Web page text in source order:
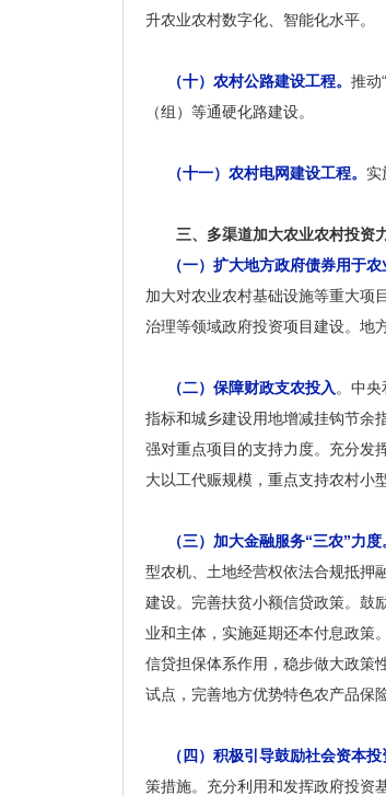
升农业农村数字化、智能化水平。
（十）农村公路建设工程。 推动
（组）等通硬化路建设。
（十一）农村电网建设工程。 实
三、多渠道加大农业农村投资
（一）扩大地方政府债券用于农
加大对农业农村基础设施等重大项
治理等领域政府投资项目建设。地
（二）保障财政支农投入 。中
指标和城乡建设用地增减挂钩节余
强对重点项目的支持力度。充分发
大以工代赈规模，重点支持农村小
（三）加大金融服务“三农”力度
型农机、土地经营权依法合规抵押
建设。完善扶贫小额信贷政策。鼓
业和主体，实施延期还本付息政策
信贷担保体系作用，稳步做大政策
试点，完善地方优势特色农产品保
（四）积极引导鼓励社会资本投
策措施。充分利用和发挥政府投资